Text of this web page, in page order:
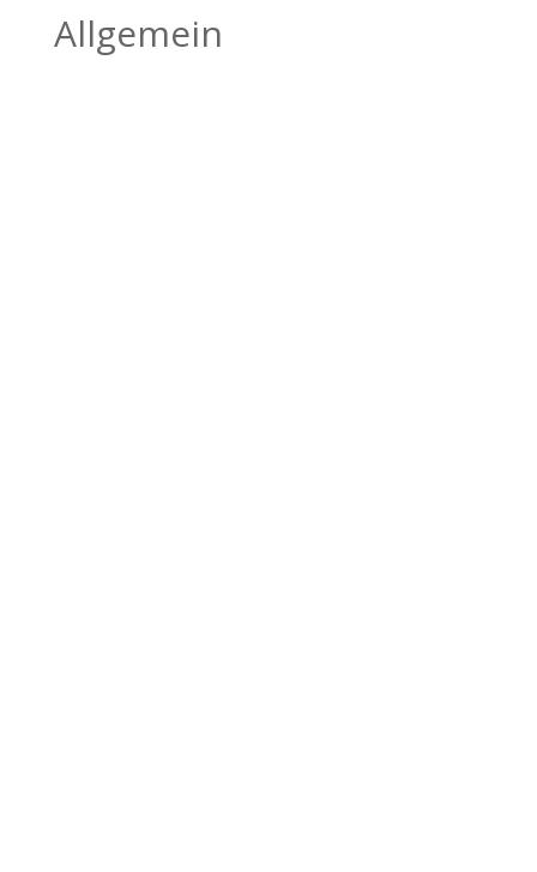
Allgemein